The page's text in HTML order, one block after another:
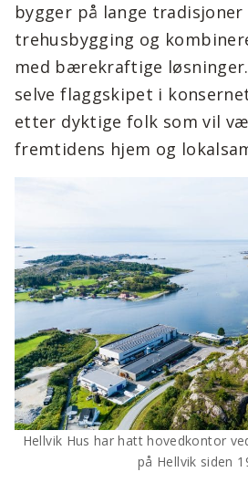
bygger på lange tradisjoner
trehusbygging og
med bærekraftige
selve flaggskipet i
etter dyktige folk som vil
fremtidens hjem og
Hellvik Hus har hatt hovedkontor
på Hellvik siden